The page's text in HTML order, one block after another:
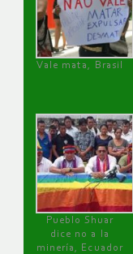
Vale mata, Brasil
Pueblo Shuar
dice no a la
minería, Ecuador